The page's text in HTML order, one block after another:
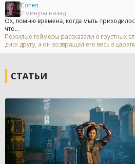
Cohen
2 минуты назад
Ох, помню времена, когда мыть
что...
Пожилые геймеры рассказали о грустных
диск другу, а он возвращал его весь в
СТАТЬИ